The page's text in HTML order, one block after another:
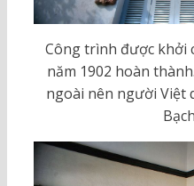
Công trình được khởi
năm 1902 hoàn
ngoài nên người Việt